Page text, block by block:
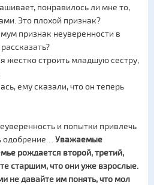
понравилось ли мне то,
Это плохой признак?
признак неуверенности в
жестко строить младшую сестру,
ему сказали, что он теперь
и попытки привлечь
одобрение… Уважаемые
рождается второй, третий,
старшим, что они уже взрослые.
не давайте им понять, что мол